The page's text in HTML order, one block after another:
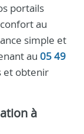
portails
au
simple et
au 05 49
et obtenir
à